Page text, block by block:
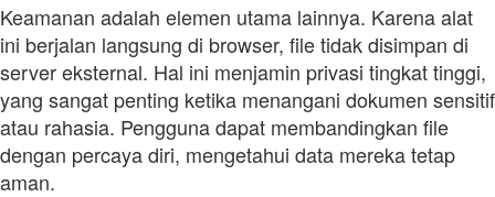
Keamanan adalah elemen utama lainnya. Karena alat
ini berjalan langsung di browser, file tidak disimpan di
server eksternal. Hal ini menjamin privasi tingkat tinggi,
yang sangat penting ketika menangani dokumen sensitif
atau rahasia. Pengguna dapat membandingkan file
dengan percaya diri, mengetahui data mereka tetap
aman.